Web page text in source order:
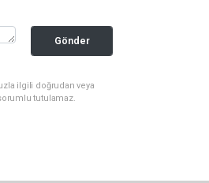
Gönder
ilgili doğrudan veya
tutulamaz.